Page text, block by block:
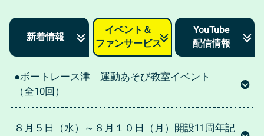
新着情報
イベント＆
ファンサービス
YouTube
配信情報
●ボートレース津 運動あそび教室イベント
（全10回）
８月５日（水）～８月１０日（月）開設11周年記